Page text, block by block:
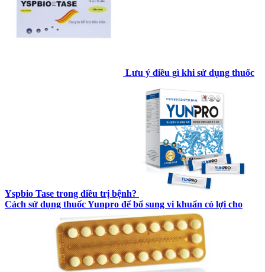
Lưu ý điều gì khi sử dụng thuốc
Yspbio Tase trong điều trị bệnh?
Cách sử dụng thuốc Yunpro để bổ sung vi khuẩn có lợi cho